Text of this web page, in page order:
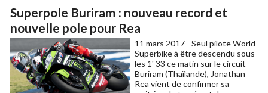
à
un
ami
Superpole Buriram : nouveau record et
nouvelle pole pour Rea
11 mars 2017 - Seul pilote World
Superbike à être descendu sous
les 1' 33 ce matin sur le circuit
Buriram (Thaïlande), Jonathan
Rea vient de confirmer sa